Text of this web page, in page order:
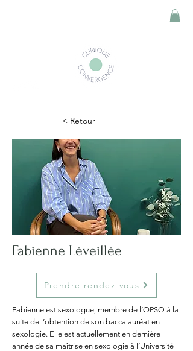
< Retour
Fabienne Léveillée
Prendre rendez-vous
Fabienne est sexologue, membre de l’OPSQ à la
suite de l’obtention de son baccalauréat en
sexologie. Elle est actuellement en dernière
année de sa maîtrise en sexologie à l’Université